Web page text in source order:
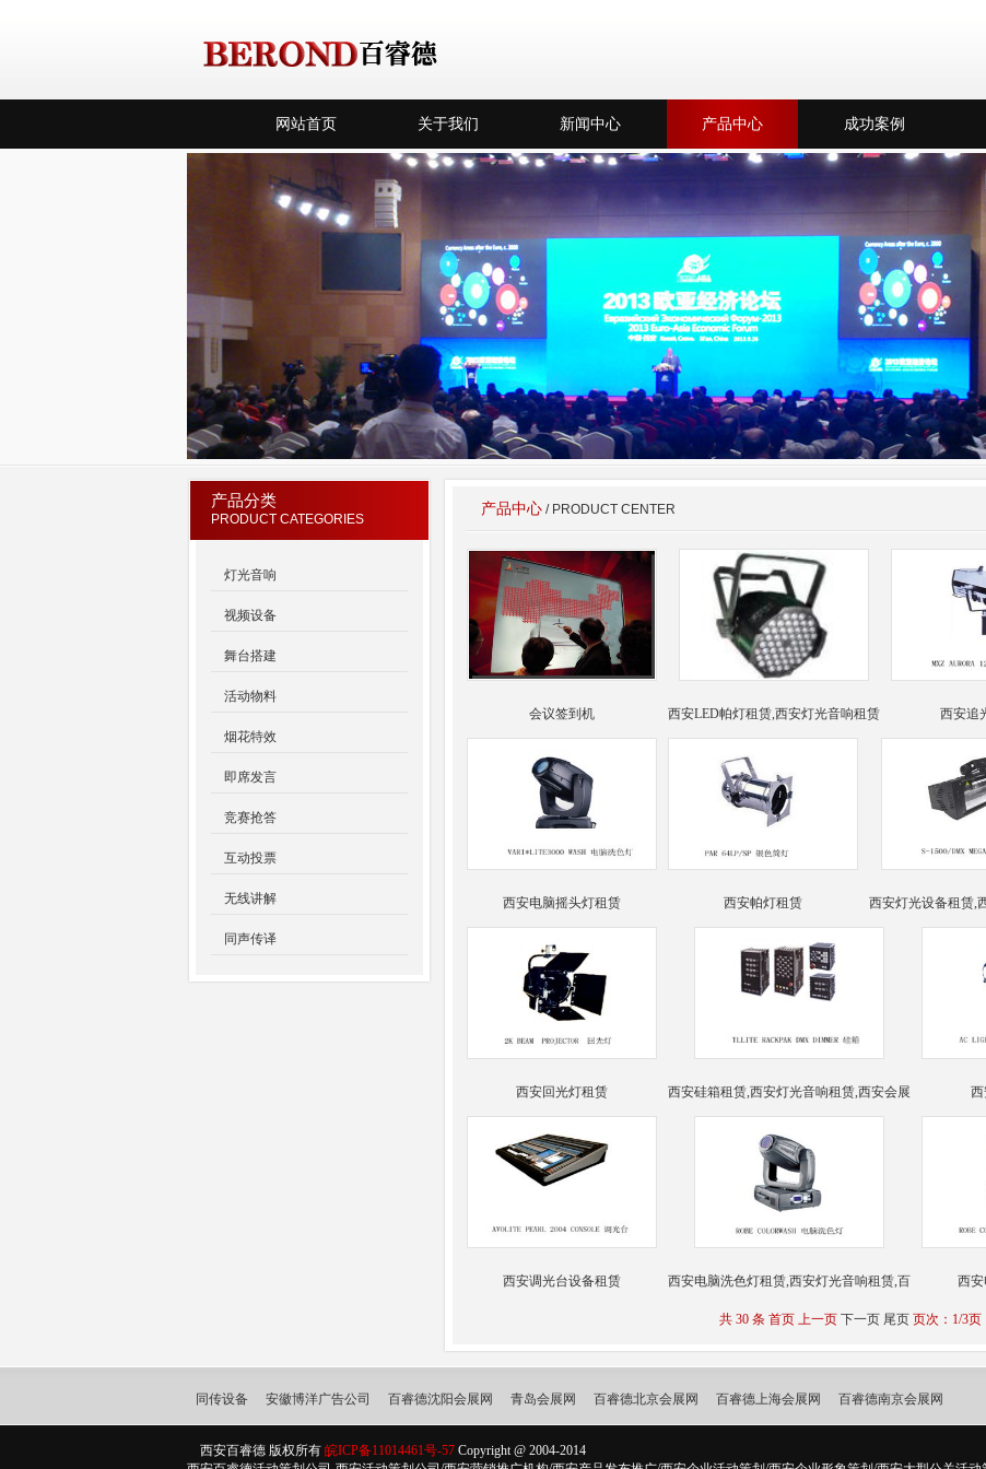
网站首页 关于我们 新闻中心 产品中心 成功案例
产品分类
PRODUCT CATEGORIES
灯光音响
视频设备
舞台搭建
活动物料
烟花特效
即席发言
竞赛抢答
互动投票
无线讲解
同声传译
产品中心 / PRODUCT CENTER
会议签到机 西安LED帕灯租赁,西安灯光音响租赁 西安追
西安电脑摇头灯租赁 西安帕灯租赁 西安灯光设备租赁,
西安回光灯租赁 西安硅箱租赁,西安灯光音响租赁,西安会展
西安调光台设备租赁 西安电脑洗色灯租赁,西安灯光音响租赁,百 西
共 30 条 首页 上一页 下一页 尾页 页次：1/3页
同传设备 安徽博洋广告公司 百睿德沈阳会展网 青岛会展网 百睿德北京会展网 百睿德上海会展网 百睿德南京会展网
西安百睿德 版权所有 皖ICP备11014461号-57 Copyright @ 2004-2014